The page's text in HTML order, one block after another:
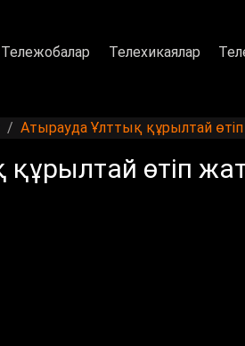
Тележобалар Телехикаялар
Атырауда Ұлттық құрылтай
өтіп